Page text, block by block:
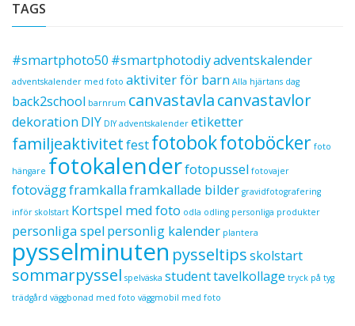
TAGS
#smartphoto50 #smartphotodiyadventskalender
adventskalender med foto aktiviter för barn Alla hjärtans dag
back2school barnrum canvastavlacanvastavlor
dekoration DIY DIY adventskalender etiketter
familjeaktivitetfestfotobokfotoböcker foto
hängare fotokalenderfotopussel fotovajer
fotoväggframkallaframkallade bilder gravidfotografering
inför skolstart Kortspel med foto odla odling personliga produkter
personliga spelpersonlig kalender plantera
pysselminuten pysseltipsskolstart
sommarpyssel spelväska studenttavelkollage tryck på tyg
trädgård väggbonad med foto väggmobil med foto